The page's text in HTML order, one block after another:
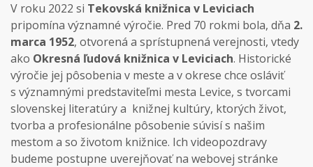
V roku 2022 si Tekovská knižnica v Leviciach
pripomína významné výročie. Pred 70 rokmi bola, dňa 2.
marca 1952, otvorená a sprístupnená verejnosti, vtedy
ako Okresná ľudová knižnica v Leviciach. Historické
výročie jej pôsobenia v meste a v okrese chce osláviť
s významnými predstaviteľmi mesta Levice, s tvorcami
slovenskej literatúry a knižnej kultúry, ktorých život,
tvorba a profesionálne pôsobenie súvisí s našim
mestom a so životom knižnice. Ich videopozdravy
budeme postupne uverejňovať na webovej stránke